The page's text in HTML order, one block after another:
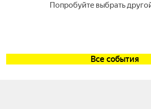
Попробуйте выбрать
Все события